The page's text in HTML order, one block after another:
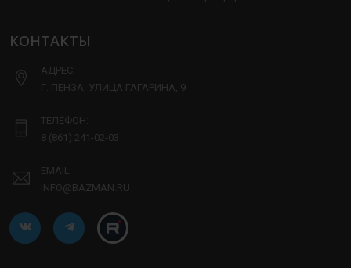
КОНТАКТЫ
АДРЕС:
Г. ПЕНЗА, УЛИЦА ГАГАРИНА, 9
ТЕЛЕФОН:
8 (861) 241-02-03
EMAIL:
INFO@BAZMAN.RU